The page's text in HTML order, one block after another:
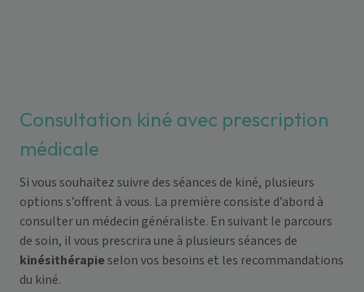
Consultation kiné avec prescription
médicale
Si vous souhaitez suivre desséances de kiné, plusieurs
options s’offrent à vous. La première consiste d’abord à
consulter un médecin généraliste. En suivant le parcours
de soin, il vous prescrira une à plusieurs séances de
kinésithérapieselon vos besoins et les recommandations
du kiné.